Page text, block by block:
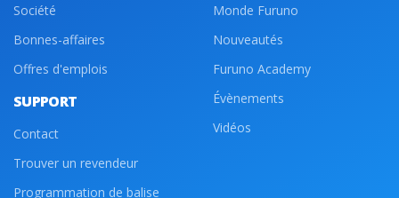
Société
Bonnes-affaires
Offres d'emplois
SUPPORT
Contact
Trouver un revendeur
Programmation de balise
Monde Furuno
Nouveautés
Furuno Academy
Évènements
Vidéos